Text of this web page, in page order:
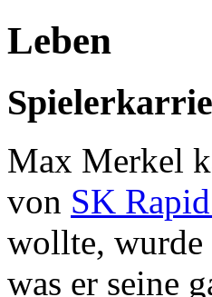
Leben
Max Merkel
von SK
wollte, wurde
was er seine